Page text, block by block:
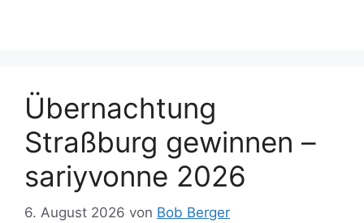
Übernachtung
Straßburg gewinnen –
sariyvonne 2026
6. August 2026 von Bob Berger